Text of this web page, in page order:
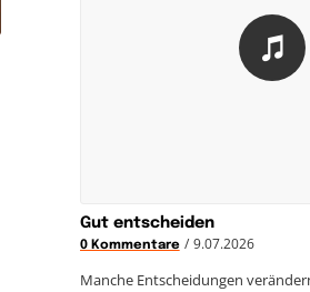
Gut entscheiden
0 Kommentare / 9.07.2026
Manche Entscheidungen